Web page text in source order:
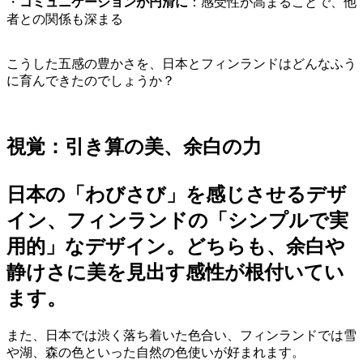
者との関係も深まる
こうした五感の豊かさを、日本とフィンランドはどんなふう
に育んできたのでしょうか？
視覚：引き算の美、余白の力
日本の「わびさび」を感じさせるデザ
イン、フィンランドの「シンプルで実
用的」なデザイン。どちらも、余白や
静けさに美を見出す感性が根付いてい
ます。
また、日本では渋く落ち着いた色合い、フィンランドでは雪
や湖、森の色といった自然の色使いが好まれます。